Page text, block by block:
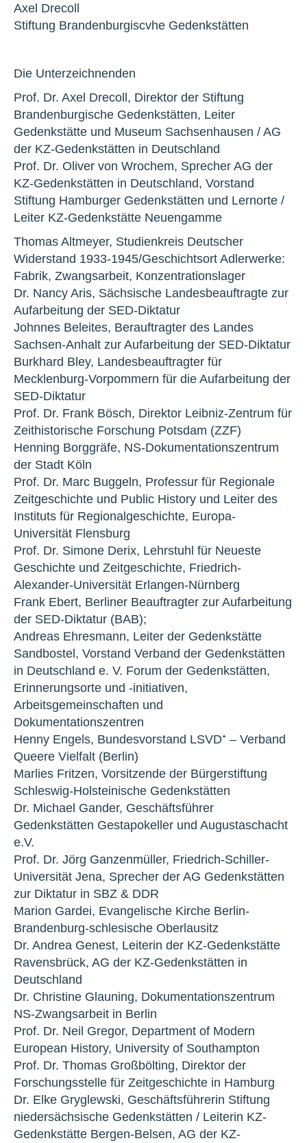
Axel Drecoll
Stiftung Brandenburgiscvhe Gedenkstätten
Die Unterzeichnenden
Prof. Dr. Axel Drecoll, Direktor der Stiftung
Brandenburgische Gedenkstätten, Leiter
Gedenkstätte und Museum Sachsenhausen / AG
der KZ-Gedenkstätten in Deutschland
Prof. Dr. Oliver von Wrochem, Sprecher AG der
KZ-Gedenkstätten in Deutschland, Vorstand
Stiftung Hamburger Gedenkstätten und Lernorte /
Leiter KZ-Gedenkstätte Neuengamme
Thomas Altmeyer, Studienkreis Deutscher
Widerstand 1933-1945/Geschichtsort Adlerwerke:
Fabrik, Zwangsarbeit, Konzentrationslager
Dr. Nancy Aris, Sächsische Landesbeauftragte zur
Aufarbeitung der SED-Diktatur
Johnnes Beleites, Berauftragter des Landes
Sachsen-Anhalt zur Aufarbeitung der SED-Diktatur
Burkhard Bley, Landesbeauftragter für
Mecklenburg-Vorpommern für die Aufarbeitung der
SED-Diktatur
Prof. Dr. Frank Bösch, Direktor Leibniz-Zentrum für
Zeithistorische Forschung Potsdam (ZZF)
Henning Borggräfe, NS-Dokumentationszentrum
der Stadt Köln
Prof. Dr. Marc Buggeln, Professur für Regionale
Zeitgeschichte und Public History und Leiter des
Instituts für Regionalgeschichte, Europa-
Universität Flensburg
Prof. Dr. Simone Derix, Lehrstuhl für Neueste
Geschichte und Zeitgeschichte, Friedrich-
Alexander-Universität Erlangen-Nürnberg
Frank Ebert, Berliner Beauftragter zur Aufarbeitung
der SED-Diktatur (BAB);
Andreas Ehresmann, Leiter der Gedenkstätte
Sandbostel, Vorstand Verband der Gedenkstätten
in Deutschland e. V. Forum der Gedenkstätten,
Erinnerungsorte und -initiativen,
Arbeitsgemeinschaften und
Dokumentationszentren
Henny Engels, Bundesvorstand LSVD⁺ – Verband
Queere Vielfalt (Berlin)
Marlies Fritzen, Vorsitzende der Bürgerstiftung
Schleswig-Holsteinische Gedenkstätten
Dr. Michael Gander, Geschäftsführer
Gedenkstätten Gestapokeller und Augustaschacht
e.V.
Prof. Dr. Jörg Ganzenmüller, Friedrich-Schiller-
Universität Jena, Sprecher der AG Gedenkstätten
zur Diktatur in SBZ & DDR
Marion Gardei, Evangelische Kirche Berlin-
Brandenburg-schlesische Oberlausitz
Dr. Andrea Genest, Leiterin der KZ-Gedenkstätte
Ravensbrück, AG der KZ-Gedenkstätten in
Deutschland
Dr. Christine Glauning, Dokumentationszentrum
NS-Zwangsarbeit in Berlin
Prof. Dr. Neil Gregor, Department of Modern
European History, University of Southampton
Prof. Dr. Thomas Großbölting, Direktor der
Forschungsstelle für Zeitgeschichte in Hamburg
Dr. Elke Gryglewski, Geschäftsführerin Stiftung
niedersächsische Gedenkstätten / Leiterin KZ-
Gedenkstätte Bergen-Belsen, AG der KZ-